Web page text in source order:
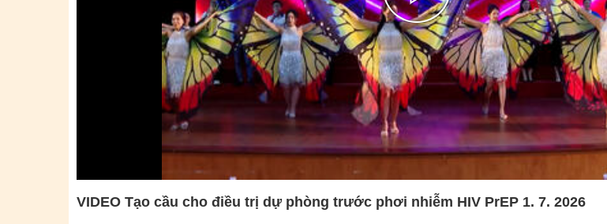
Play
Video
VIDEO Tạo cầu cho điều trị dự phòng trước phơi nhiễm HIV PrEP 1. 7. 2026